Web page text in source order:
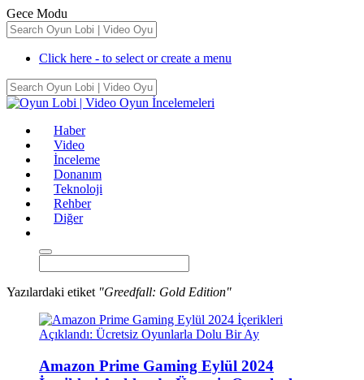
Gece Modu
Click here - to select or create a menu
Haber
Video
İnceleme
Donanım
Teknoloji
Rehber
Diğer
Yazılardaki etiket "Greedfall: Gold Edition"
Amazon Prime Gaming Eylül 2024